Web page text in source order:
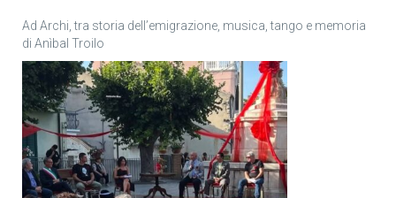
Ad Archi, tra storia dell’emigrazione, musica, tango e memoria
di Anìbal Troilo